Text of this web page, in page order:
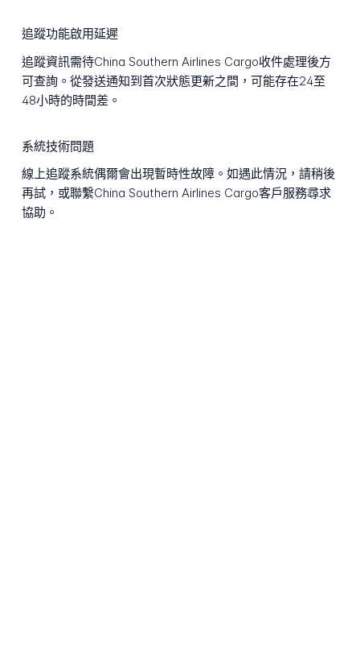
追蹤功能啟用延遲
追蹤資訊需待China Southern Airlines Cargo收件處理後方
可查詢。從發送通知到首次狀態更新之間，可能存在24至
48小時的時間差。
系統技術問題
線上追蹤系統偶爾會出現暫時性故障。如遇此情況，請稍後
再試，或聯繫China Southern Airlines Cargo客戶服務尋求
協助。